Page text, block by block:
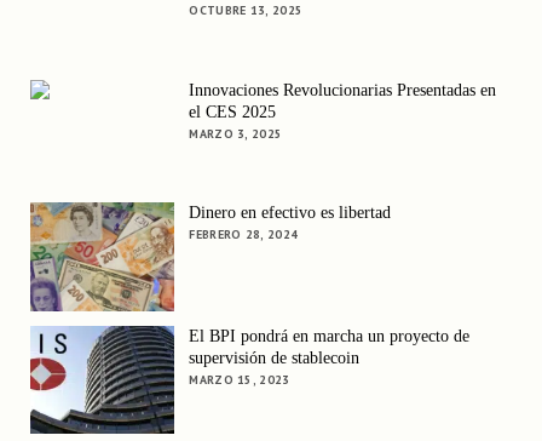
OCTUBRE 13, 2025
Innovaciones Revolucionarias Presentadas en
el CES 2025
MARZO 3, 2025
Dinero en efectivo es libertad
FEBRERO 28, 2024
El BPI pondrá en marcha un proyecto de
supervisión de stablecoin
MARZO 15, 2023